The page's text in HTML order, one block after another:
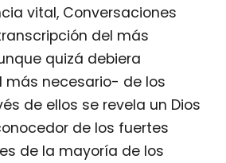
vital, Conversaciones
del más
quizá debiera
más necesario- de los
de ellos se revela un Dios
de los fuertes
de la mayoría de los